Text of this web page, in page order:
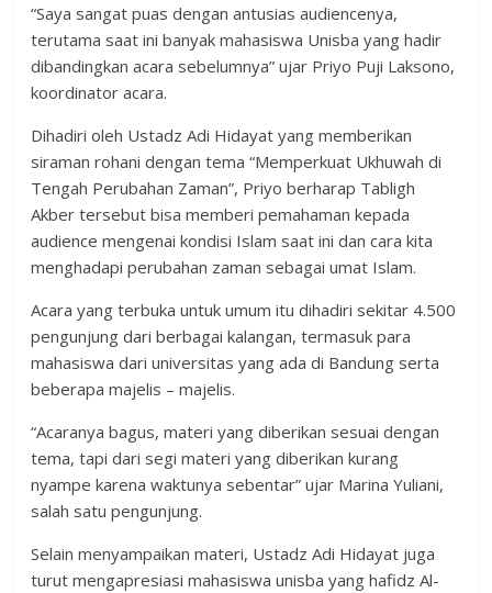
“Saya sangat puas dengan antusias audiencenya,
terutama saat ini banyak mahasiswa Unisba yang hadir
dibandingkan acara sebelumnya” ujar Priyo Puji Laksono,
koordinator acara.
Dihadiri oleh Ustadz Adi Hidayat yang memberikan
siraman rohani dengan tema “Memperkuat Ukhuwah di
Tengah Perubahan Zaman”, Priyo berharap Tabligh
Akber tersebut bisa memberi pemahaman kepada
audience mengenai kondisi Islam saat ini dan cara kita
menghadapi perubahan zaman sebagai umat Islam.
Acara yang terbuka untuk umum itu dihadiri sekitar 4.500
pengunjung dari berbagai kalangan, termasuk para
mahasiswa dari universitas yang ada di Bandung serta
beberapa majelis – majelis.
“Acaranya bagus, materi yang diberikan sesuai dengan
tema, tapi dari segi materi yang diberikan kurang
nyampe karena waktunya sebentar” ujar Marina Yuliani,
salah satu pengunjung.
Selain menyampaikan materi, Ustadz Adi Hidayat juga
turut mengapresiasi mahasiswa unisba yang hafidz Al-